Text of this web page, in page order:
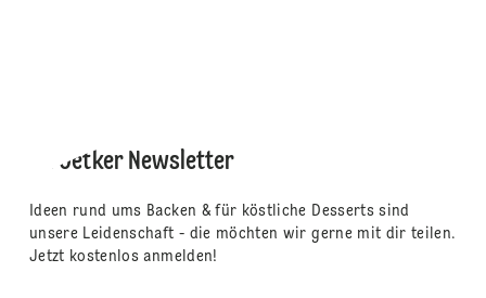
Dr. Oetker Newsletter
Ideen rund ums Backen & für köstliche Desserts sind
unsere Leidenschaft - die möchten wir gerne mit dir teilen.
Jetzt kostenlos anmelden!